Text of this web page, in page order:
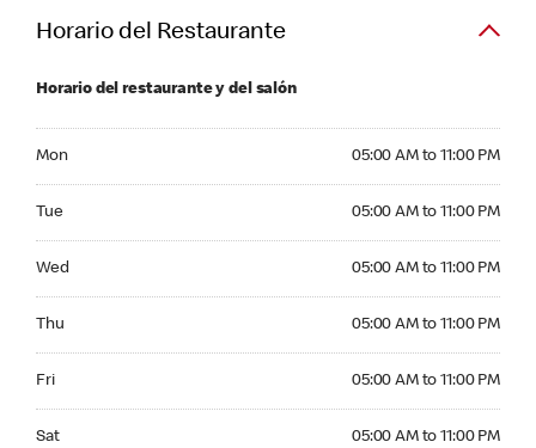
Horario del Restaurante
Horario del restaurante y del salón
Mon 05:00 AM to 11:00 PM
Tue 05:00 AM to 11:00 PM
Wed 05:00 AM to 11:00 PM
Thu 05:00 AM to 11:00 PM
Fri 05:00 AM to 11:00 PM
Sat 05:00 AM to 11:00 PM